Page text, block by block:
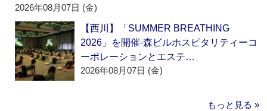
2026年08月07日 (金)
【西川】「SUMMER BREATHING
2026」を開催‐森ビルホスピタリティーコ
ーポレーションとエステ…
2026年08月07日 (金)
もっと見る »